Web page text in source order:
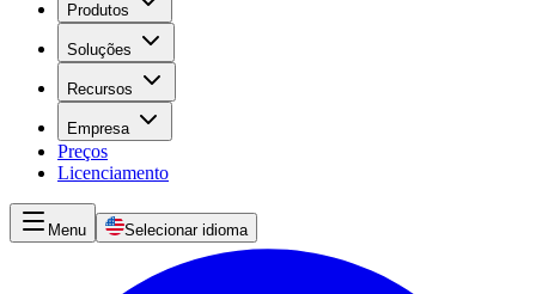
Produtos
Soluções
Recursos
Empresa
Preços
Licenciamento
Menu Selecionar idioma